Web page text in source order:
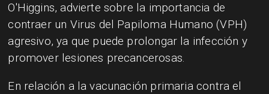
O'Higgins, advierte sobre la importancia de
contraer un Virus del Papiloma Humano (VPH)
agresivo, ya que puede prolongar la infección y
promover lesiones precancerosas.
En relación a la vacunación primaria contra el